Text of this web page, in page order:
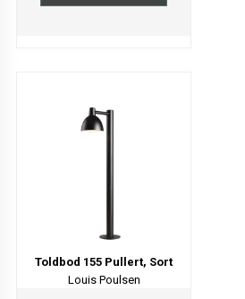
Toldbod 155 Pullert, Sort
Louis Poulsen